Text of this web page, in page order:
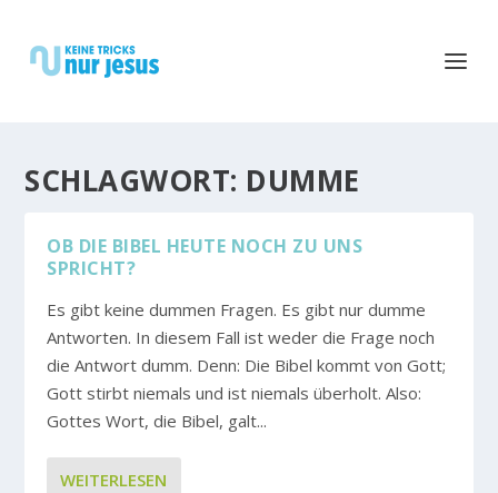
SCHLAGWORT: DUMME
OB DIE BIBEL HEUTE NOCH ZU UNS
SPRICHT?
Es gibt keine dummen Fragen. Es gibt nur dumme
Antworten. In diesem Fall ist weder die Frage noch
die Antwort dumm. Denn: Die Bibel kommt von Gott;
Gott stirbt niemals und ist niemals überholt. Also:
Gottes Wort, die Bibel, galt...
WEITERLESEN